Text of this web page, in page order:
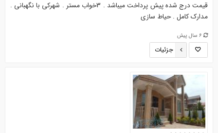
قیمت درج شده پیش پرداخت میباشد . 3خواب مستر . شهرکی با نگهبانی .
مدارک کامل . حیاط سازی
6 سال پیش
جزئیات